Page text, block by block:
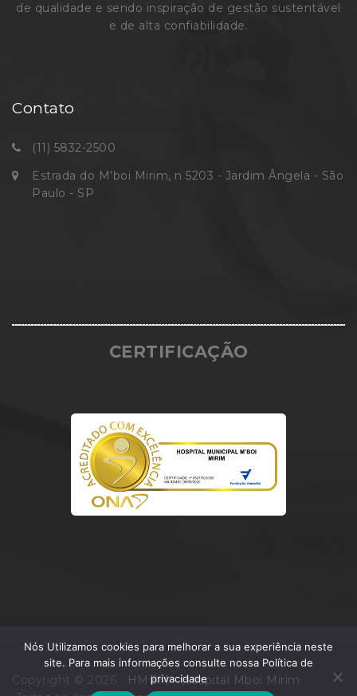
de qualidade e sendo inspiração de gestão sustentável
e de alta confiabilidade.
Contato
(11) 5832-2500
Estrada do M'boi Mirim, n 5203 - Jardim Ângela - São
Paulo - SP
CERTIFICAÇÃO
Copyright © 2026 HMBM - Hospital Mboi Mirim
Nós Utilizamos cookies para melhorar a sua experiência neste
site. Para mais informações consulte nossa Política de
privacidade